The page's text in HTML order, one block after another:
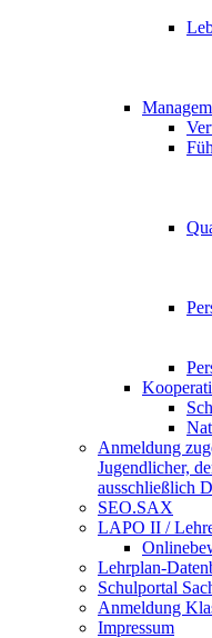
Anmeldung
Jugendlicher,
ausschließlich
SEO.SAX
LAPO II /
Lehrplan-
Schulportal
Anmeldung
Impressum